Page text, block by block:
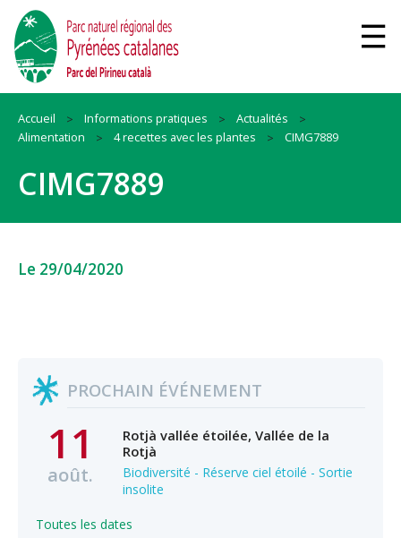
Accueil Informations pratiques
Actualités
Alimentation
4 recettes avec les plantes CIMG7889
CIMG7889
Le 29/04/2020
PROCHAIN ÉVÉNEMENT
11
août.
Rotjà vallée étoilée, Vallée de la
Rotjà
Biodiversité - Réserve ciel étoilé - Sortie
insolite
Toutes les dates